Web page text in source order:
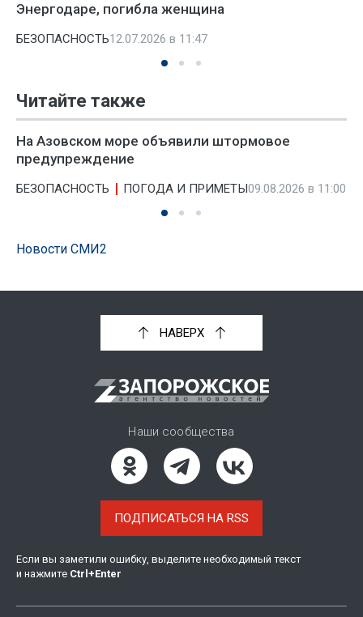
Энергодаре, погибла женщина
БЕЗОПАСНОСТЬ12.07.2026 в 11:47
Читайте также
На Азовском море объявили штормовое
предупреждение
БЕЗОПАСНОСТЬ ПОГОДА И ПРИМЕТЫ09.08.2026 в 11:00
Новости СМИ2
НАВЕРХ
Наши сообщества
ПОДПИСАТЬСЯ НА RSS
Если вы заметили ошибку, выделите необходимый текст
и нажмите Ctrl +Enter